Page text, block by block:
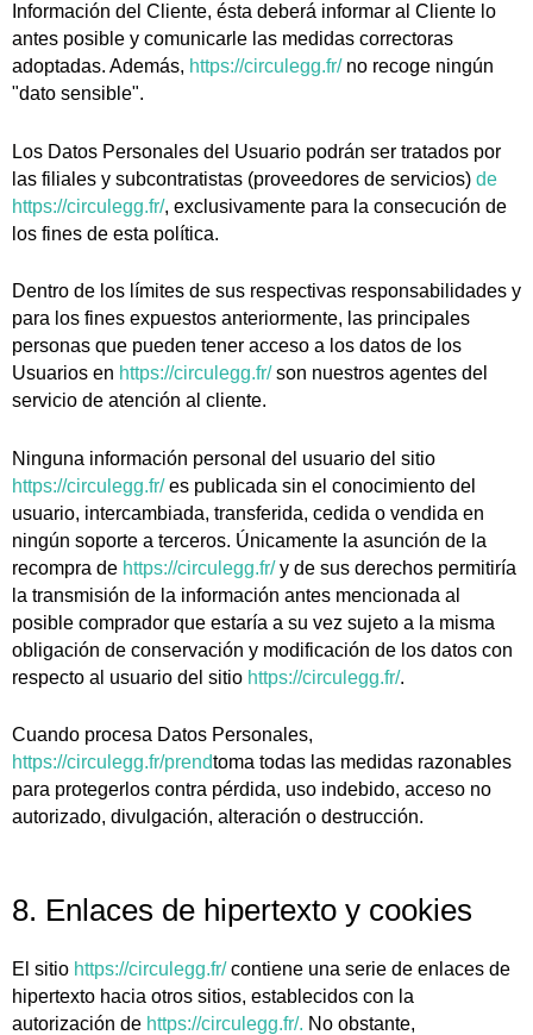
Información del Cliente, ésta deberá informar al Cliente lo
antes posible y comunicarle las medidas correctoras
adoptadas. Además, https://circulegg.fr/no recoge ningún
"dato sensible".
Los Datos Personales del Usuario podrán ser tratados por
las filiales y subcontratistas (proveedores de servicios) de
https://circulegg.fr/, exclusivamente para la consecución de
los fines de esta política.
Dentro de los límites de sus respectivas responsabilidades y
para los fines expuestos anteriormente, las principales
personas que pueden tener acceso a los datos de los
Usuarios en https://circulegg.fr/son nuestros agentes del
servicio de atención al cliente.
Ninguna información personal del usuario del sitio
https://circulegg.fr/es publicada sin el conocimiento del
usuario, intercambiada, transferida, cedida o vendida en
ningún soporte a terceros. Únicamente la asunción de la
recompra de https://circulegg.fr/y de sus derechos permitiría
la transmisión de la información antes mencionada al
posible comprador que estaría a su vez sujeto a la misma
obligación de conservación y modificación de los datos con
respecto al usuario del sitio https://circulegg.fr/.
Cuando procesa Datos Personales,
https://circulegg.fr/prendtoma todas las medidas razonables
para protegerlos contra pérdida, uso indebido, acceso no
autorizado, divulgación, alteración o destrucción.
8. Enlaces de hipertexto y cookies
El sitio https://circulegg.fr/contiene una serie de enlaces de
hipertexto hacia otros sitios, establecidos con la
autorización de https://circulegg.fr/. No obstante,